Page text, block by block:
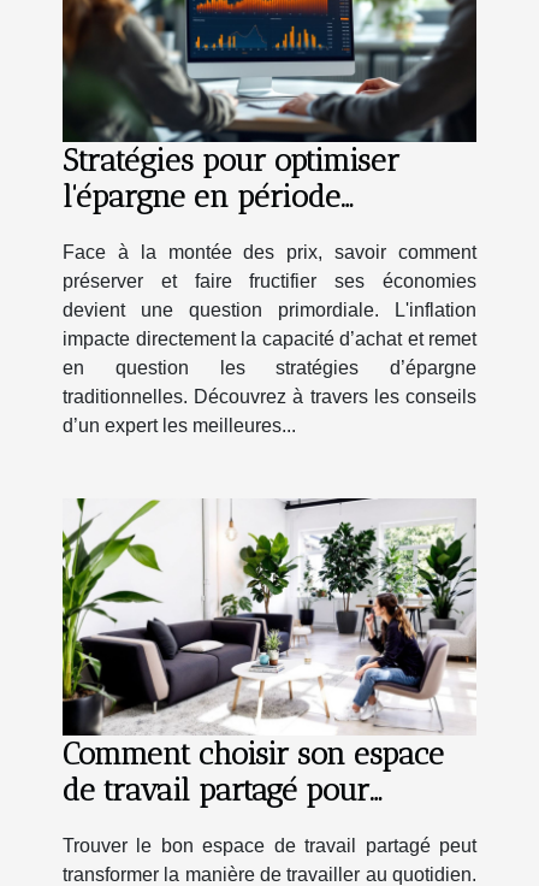
Stratégies pour optimiser
l'épargne en période
Face à la montée des prix, savoir comment
préserver et faire fructifier ses économies
devient une question primordiale. L'inflation
impacte directement la capacité d’achat et remet
en question les stratégies d’épargne
traditionnelles. Découvrez à travers les conseils
d’un expert les meilleures...
Comment choisir son espace
de travail partagé pour
Trouver le bon espace de travail partagé peut
transformer la manière de travailler au quotidien.